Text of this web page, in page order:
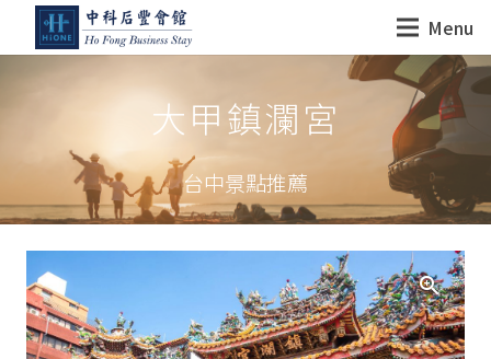
Menu
大甲鎮瀾宮
台中景點推薦